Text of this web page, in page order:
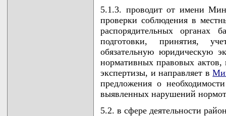
5.1.3. проводит от имени
проверки соблюдения в
распорядительных органах
подготовки, принятия,
обязательную юридическую
нормативных правовых
экспертизы, и направляет в
предложения о
выявленных нарушений
5.2. в сфере деятельности